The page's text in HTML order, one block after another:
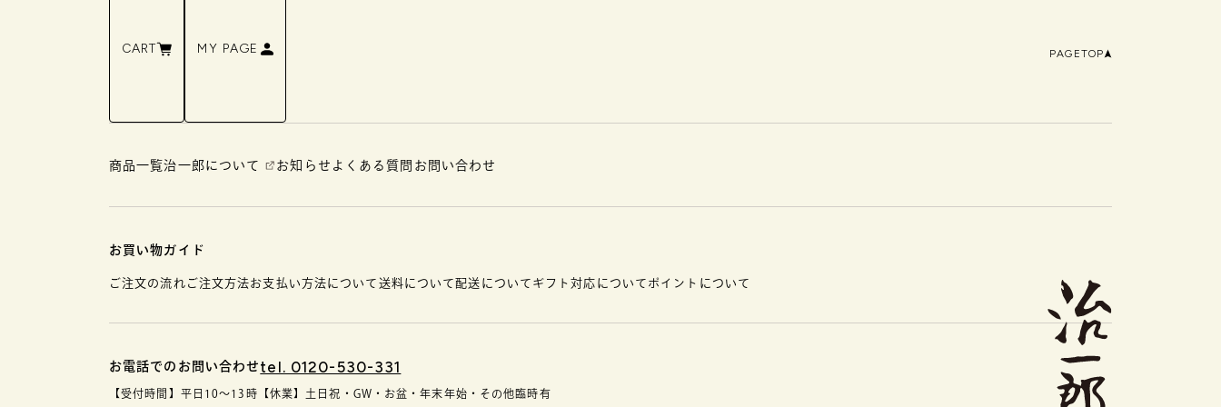
PAGETOP
CART MY PAGE
商品一覧治一郎について お知らせ よくある質問 お問い合わせ
お買い物ガイド
ご注文の流れ ご注文方法お支払い方法について 送料について配送について ギフト対応について ポイントについて
お電話でのお問い合わせ tel. 0120-530-331
【受付時間】平日10〜13時 【休業】土日祝・GW・お盆・年末年始・その他臨時有